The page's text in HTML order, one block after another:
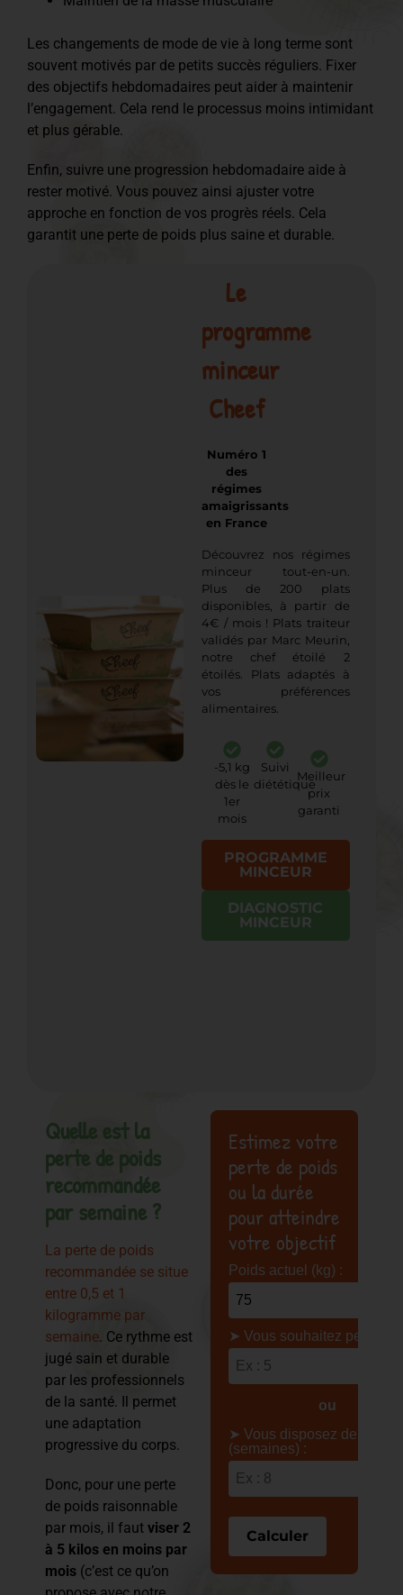
Les changements de mode de vie à long terme sont
souvent motivés par de petits succès réguliers. Fixer
des objectifs hebdomadaires peut aider à maintenir
l’engagement. Cela rend le processus moins intimidant
et plus gérable.
Enfin, suivre une progression hebdomadaire aide à
rester motivé. Vous pouvez ainsi ajuster votre
approche en fonction de vos progrès réels. Cela
garantit une perte de poids plus saine et durable.
Le
programme
minceur
Cheef
Numéro 1
des
régimes
amaigrissants
en France
Découvrez nos régimes
minceur tout-en-un.
Plus de 200 plats
disponibles, à partir de
4€ / mois ! Plats traiteur
validés par Marc Meurin,
notre chef étoilé 2
étoilés. Plats adaptés à
vos préférences
alimentaires.
-5,1 kg
dès le
1er
mois
Suivi
diététique
Meilleur
prix
garanti
PROGRAMME
MINCEUR
DIAGNOSTIC
MINCEUR
Quelle est la
perte de poids
recommandée
par semaine ?
La perte de poids
recommandée se situe
entre 0,5 et 1
kilogramme par
semaine . Ce rythme est
jugé sain et durable
par les professionnels
de la santé. Il permet
une adaptation
progressive du corps.
Donc, pour une perte
de poids raisonnable
par mois, il faut viser 2
à 5 kilos en moins par
mois (c’est ce qu’on
Estimez votre
perte de poids
ou la durée
pour atteindre
votre objectif
Poids actuel (kg) :
➤ Vous souhaitez perdre
ou
➤ Vous disposez de
(semaines) :
Calculer